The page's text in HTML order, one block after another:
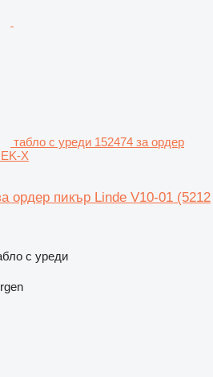
табло с уреди 152474 за ордер
X
ордер пикър Linde V10-01 (5212
с уреди